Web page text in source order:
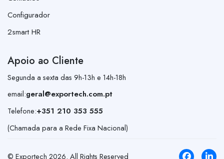
Configurador
2smart HR
Apoio ao Cliente
Segunda a sexta das 9h-13h e 14h-18h
email:geral@exportech.com.pt
Telefone:+351 210 353 555
(Chamada para a Rede Fixa Nacional)
© Exportech 2026. All Rights Reserved